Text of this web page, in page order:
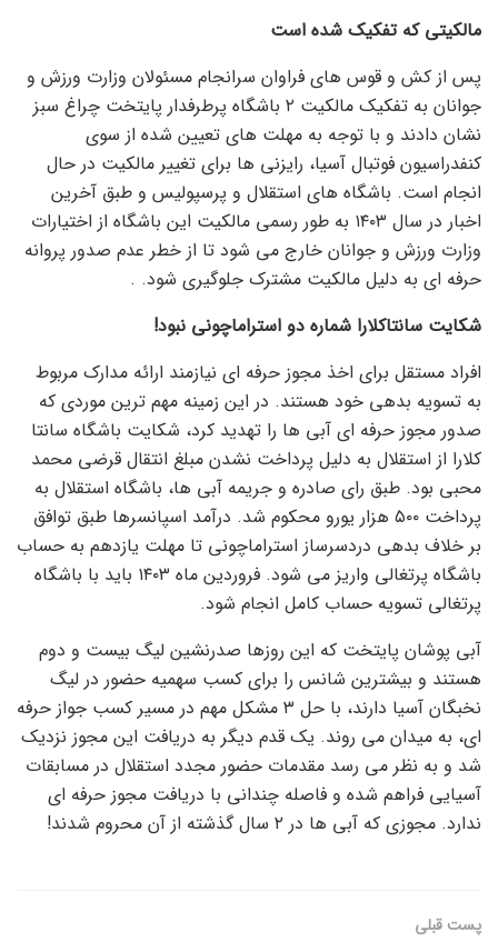
مالکیتی که تفکیک شده است
پس از کش و قوس های فراوان سرانجام مسئولان وزارت ورزش و
جوانان به تفکیک مالکیت ۲ باشگاه پرطرفدار پایتخت چراغ سبز
نشان دادند و با توجه به مهلت های تعیین شده از سوی
کنفدراسیون فوتبال آسیا، رایزنی ها برای تغییر مالکیت در حال
انجام است. باشگاه های استقلال و پرسپولیس و طبق آخرین
اخبار در سال ۱۴۰۳ به طور رسمی مالکیت این باشگاه از اختیارات
وزارت ورزش و جوانان خارج می شود تا از خطر عدم صدور پروانه
حرفه ای به دلیل مالکیت مشترک جلوگیری شود. .
شکایت سانتاکلارا شماره دو استراماچونی نبود!
افراد مستقل برای اخذ مجوز حرفه ای نیازمند ارائه مدارک مربوط
به تسویه بدهی خود هستند. در این زمینه مهم ترین موردی که
صدور مجوز حرفه ای آبی ها را تهدید کرد، شکایت باشگاه سانتا
کلارا از استقلال به دلیل پرداخت نشدن مبلغ انتقال قرضی محمد
محبی بود. طبق رای صادره و جریمه آبی ها، باشگاه استقلال به
پرداخت ۵۰۰ هزار یورو محکوم شد. درآمد اسپانسرها طبق توافق
بر خلاف بدهی دردسرساز استراماچونی تا مهلت یازدهم به حساب
باشگاه پرتغالی واریز می شود. فروردین ماه ۱۴۰۳ باید با باشگاه
پرتغالی تسویه حساب کامل انجام شود.
آبی پوشان پایتخت که این روزها صدرنشین لیگ بیست و دوم
هستند و بیشترین شانس را برای کسب سهمیه حضور در لیگ
نخبگان آسیا دارند، با حل ۳ مشکل مهم در مسیر کسب جواز حرفه
ای، به میدان می روند. یک قدم دیگر به دریافت این مجوز نزدیک
شد و به نظر می رسد مقدمات حضور مجدد استقلال در مسابقات
آسیایی فراهم شده و فاصله چندانی با دریافت مجوز حرفه ای
ندارد. مجوزی که آبی ها در ۲ سال گذشته از آن محروم شدند!
پست قبلی